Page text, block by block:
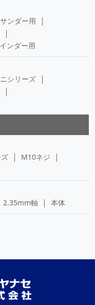
ンダー用
ンダー用
シリーズ
M10ネジ
2.35mm軸 本体